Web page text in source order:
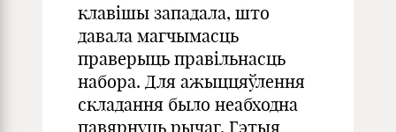
клавішы западала, што
давала магчымасць
праверыць правільнасць
набора. Для ажыццяўлення
складання было неабходна
павярнуць рычаг. Гэтыя